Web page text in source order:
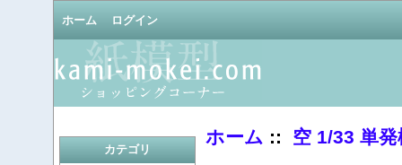
ホーム ログイン
カテゴリ
ホーム :: 空 1/33 単発